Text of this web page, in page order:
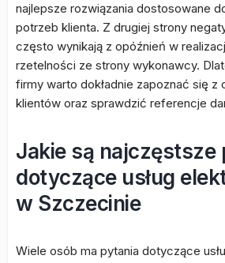
najlepsze rozwiązania dostosowane
potrzeb klienta. Z drugiej strony
często wynikają z opóźnień w
rzetelności ze strony wykonawcy.
firmy warto dokładnie zapoznać się z
klientów oraz sprawdzić referencje
Jakie są najczęstsze
dotyczące usług
w Szczecinie
Wiele osób ma pytania dotyczące